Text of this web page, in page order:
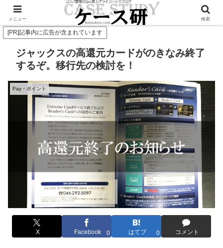
Twitterで毎日お得情報発信中！是非フォローお願いします
[PR]記事内に広告が含まれています
ジャックスの高還元カードがのきなみ終了
するぞ。移行先の検討を！
Pay・ポイント
X Facebook 0 はてブ 0 コメント
メニュー 検索